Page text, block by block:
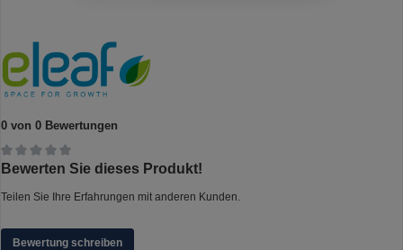
0 von 0 Bewertungen
Durchschnittliche Bewertung von 0 von 5 Sternen
Bewerten Sie dieses Produkt!
Teilen Sie Ihre Erfahrungen mit anderen Kunden.
Bewertung schreiben